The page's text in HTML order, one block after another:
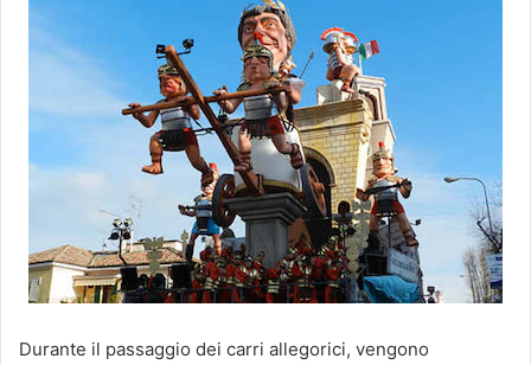
Durante il passaggio dei carri allegorici, vengono